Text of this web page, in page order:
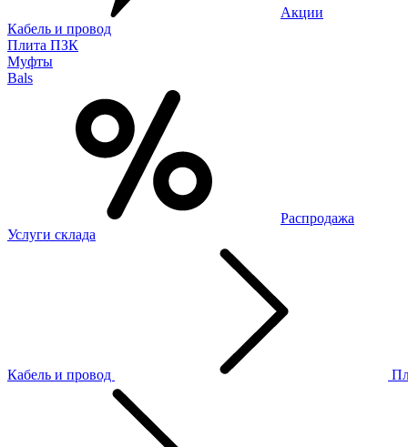
Акции
Кабель и провод
Плита ПЗК
Муфты
Bals
Распродажа
Услуги склада
Кабель и провод